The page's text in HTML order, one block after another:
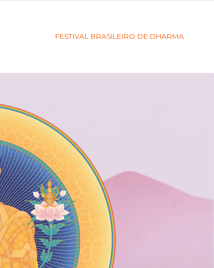
FESTIVAL BRASILEIRO DE DHARMA